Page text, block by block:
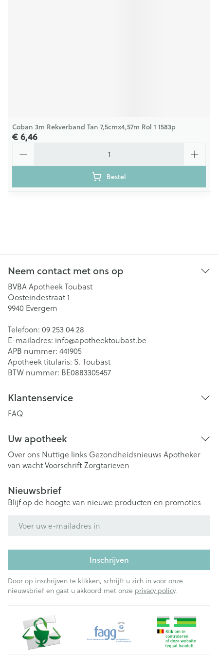
Coban 3m Rekverband Tan 7,5cmx4,57m Rol 1 1583p
€ 6,46
Bestel
Neem contact met ons op
BVBA Apotheek Toubast
Oosteindestraat 1
9940 Evergem
Telefoon: 09 253 04 28
E-mailadres: info@apotheektoubast.be
APB nummer: 441905
Apotheek titularis: S. Toubast
BTW nummer: BE0883305457
Klantenservice
FAQ
Uw apotheek
Over ons Nuttige links Gezondheidsnieuws Apotheker
van wachtVoorschriftZorgtarieven
Nieuwsbrief
Blijf op de hoogte van nieuwe producten en promoties
Inschrijven
Door op inschrijven te klikken, schrijft u zich in voor onze
nieuwsbrief en gaat u akkoord met onze privacy policy.